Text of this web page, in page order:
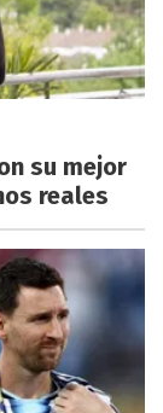
su mejor
reales